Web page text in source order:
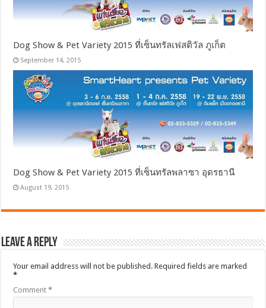
Dog Show & Pet Variety 2015 ที่เซ็นทรัลเฟสติวัล ภูเก็ต
September 14, 2015
Dog Show & Pet Variety 2015 ที่เซ็นทรัลพลาซา อุดรธานี
August 19, 2015
Leave a Reply
Your email address will not be published. Required fields are marked
*
Comment*